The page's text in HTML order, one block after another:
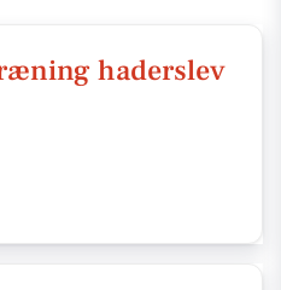
haderslev